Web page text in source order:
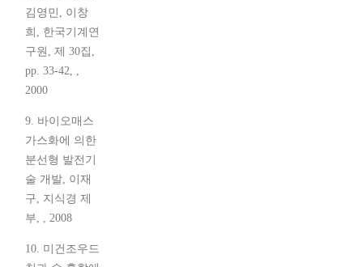
김영민, 이창
희, 한국기계연
구원, 제 30집,
pp. 33-42, ,
2000
9. 바이오매스
가스화에 의한
분선형 발전기
술 개발, 이재
구, 지식경 제
부, , 2008
10. 미건조우드